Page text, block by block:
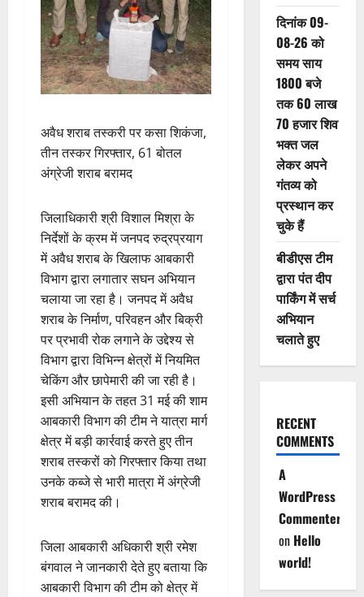
अवैध शराब तस्करी पर कसा शिकंजा,
तीन तस्कर गिरफ्तार, 61 बोतल
अंग्रेजी शराब बरामद
जिलाधिकारी श्री विशाल मिश्रा के
निर्देशों के क्रम में जनपद रुद्रप्रयाग
में अवैध शराब के खिलाफ आबकारी
विभाग द्वारा लगातार सघन अभियान
चलाया जा रहा है। जनपद में अवैध
शराब के निर्माण, परिवहन और बिक्री
पर प्रभावी रोक लगाने के उद्देश्य से
विभाग द्वारा विभिन्न क्षेत्रों में नियमित
चेकिंग और छापेमारी की जा रही है।
इसी अभियान के तहत 31 मई की शाम
आबकारी विभाग की टीम ने यात्रा मार्ग
क्षेत्र में बड़ी कार्रवाई करते हुए तीन
शराब तस्करों को गिरफ्तार किया तथा
उनके कब्जे से भारी मात्रा में अंग्रेजी
शराब बरामद की।
जिला आबकारी अधिकारी श्री रमेश
बंगवाल ने जानकारी देते हुए बताया कि
आबकारी विभाग की टीम को क्षेत्र में
दिनांक 09-
08-26 को
समय साय
1800 बजे
तक 60 लाख
70 हजार शिव
भक्त जल
लेकर अपने
गंतव्य को
प्रस्थान कर
चुके हैं
बीडीएस टीम
द्वारा पंत दीप
पार्किंग में सर्च
अभियान
चलाते हुए
RECENT
COMMENTS
A
WordPress
Commenter
on Hello
world!